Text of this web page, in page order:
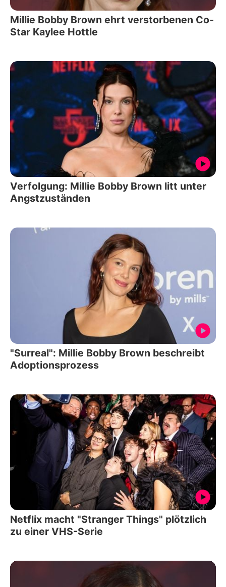
Millie Bobby Brown ehrt verstorbenen Co-
Star Kaylee Hottle
Verfolgung: Millie Bobby Brown litt unter
Angstzuständen
"Surreal": Millie Bobby Brown beschreibt
Adoptionsprozess
Netflix macht "Stranger Things" plötzlich
zu einer VHS-Serie